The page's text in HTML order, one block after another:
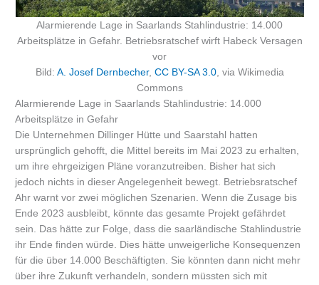
Alarmierende Lage in Saarlands Stahlindustrie: 14.000
Arbeitsplätze in Gefahr. Betriebsratschef wirft Habeck Versagen
vor
Bild: A. Josef Dernbecher, CC BY-SA 3.0, via Wikimedia
Commons
Alarmierende Lage in Saarlands Stahlindustrie: 14.000
Arbeitsplätze in Gefahr
Die Unternehmen Dillinger Hütte und Saarstahl hatten
ursprünglich gehofft, die Mittel bereits im Mai 2023 zu erhalten,
um ihre ehrgeizigen Pläne voranzutreiben. Bisher hat sich
jedoch nichts in dieser Angelegenheit bewegt. Betriebsratschef
Ahr warnt vor zwei möglichen Szenarien. Wenn die Zusage bis
Ende 2023 ausbleibt, könnte das gesamte Projekt gefährdet
sein. Das hätte zur Folge, dass die saarländische Stahlindustrie
ihr Ende finden würde. Dies hätte unweigerliche Konsequenzen
für die über 14.000 Beschäftigten. Sie könnten dann nicht mehr
über ihre Zukunft verhandeln, sondern müssten sich mit